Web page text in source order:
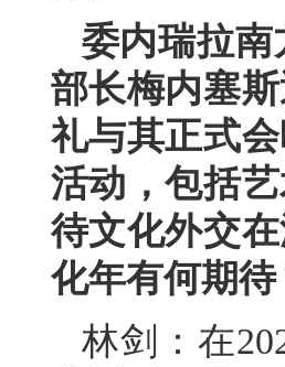
委内瑞拉
部长梅内塞
礼与其正式
活动，包括
待文化外交
化年有何期待
林剑：在